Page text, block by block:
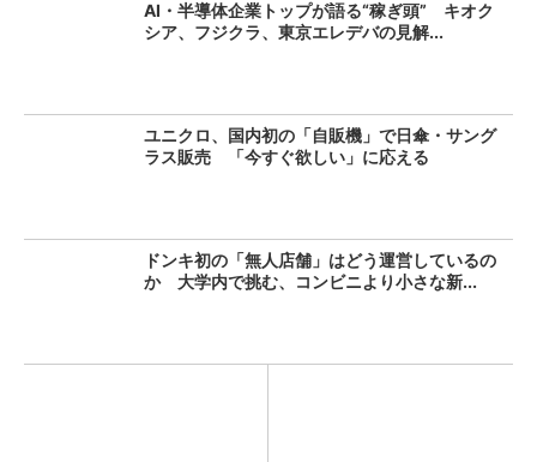
AI・半導体企業トップが語る“稼ぎ頭” キオク
シア、フジクラ、東京エレデバの見解...
ユニクロ、国内初の「自販機」で日傘・サング
ラス販売 「今すぐ欲しい」に応える
ドンキ初の「無人店舗」はどう運営しているの
か 大学内で挑む、コンビニより小さな新...